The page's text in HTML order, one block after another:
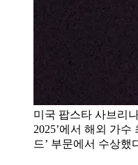
미국 팝스타 사브리
2025’에서 해외 가수
드’ 부문에서 수상했